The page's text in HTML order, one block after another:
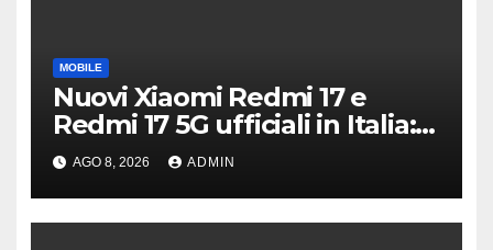
MOBILE
Nuovi Xiaomi Redmi 17 e
Redmi 17 5G ufficiali in Italia:
specifiche tecniche,
differenze e prezzi
AGO 8, 2026 ADMIN